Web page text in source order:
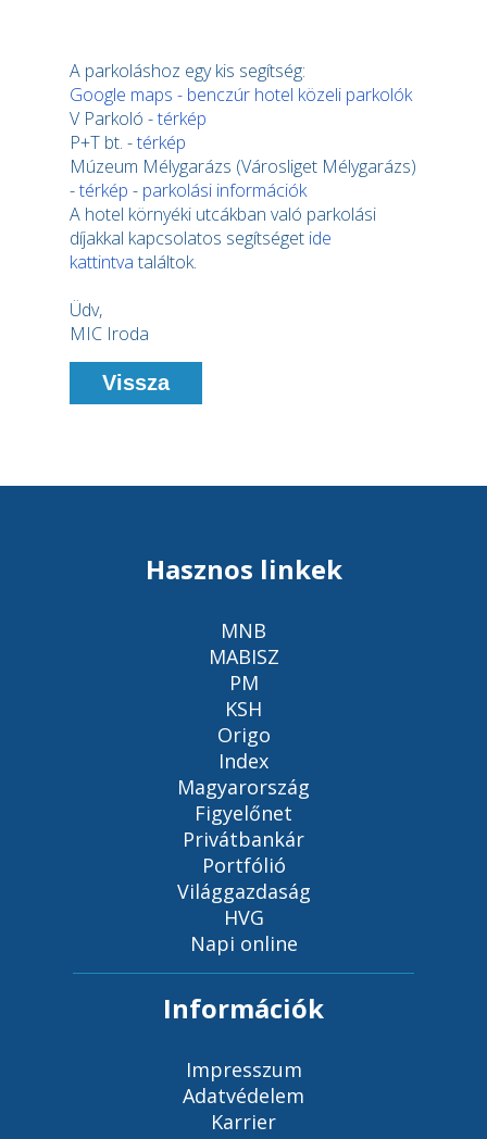
A parkoláshoz egy kis segítség:
Google maps - benczúr hotel közeli parkolók
V Parkoló -térkép
P+T bt. -térkép
Múzeum Mélygarázs (Városliget Mélygarázs)
-térkép - parkolási információk
A hotel környéki utcákban való parkolási
díjakkal kapcsolatos segítséget ide
kattintva találtok.
Üdv,
MIC Iroda
Vissza
Hasznos linkek
MNB
MABISZ
PM
KSH
Origo
Index
Magyarország
Figyelőnet
Privátbankár
Portfólió
Világgazdaság
HVG
Napi online
Információk
Impresszum
Adatvédelem
Karrier